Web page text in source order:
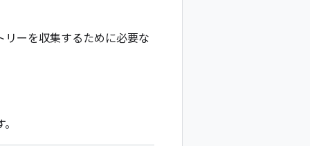
リーを収集するために必要な